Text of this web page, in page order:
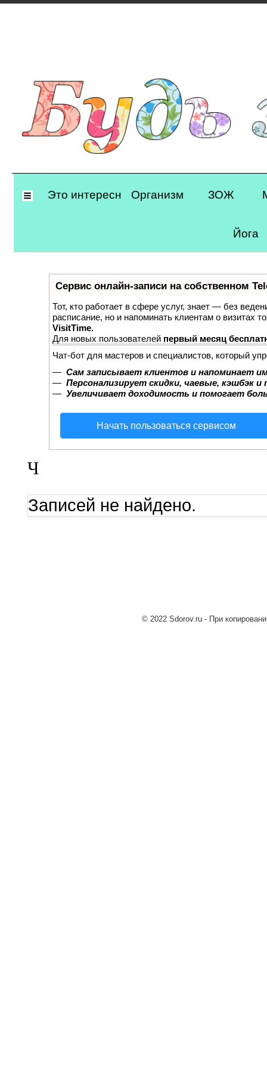
Navigation
Это интересно Организм ЗОЖ
Йога
Сервис онлайн-записи на собственном
Тот, кто работает в сфере услуг, знает — без
расписание, но и напоминать клиентам о
VisitTime.
Для новых пользователей первый месяц
Чат-бот для мастеров и специалистов, который
— Сам записывает клиентов и напоминает
— Персонализирует скидки, чаевые, кэшбэк
— Увеличивает доходимость и помогает
Начать пользоваться сервисом
Ч
Записей не найдено.
© 2022 Sdorov.ru - При